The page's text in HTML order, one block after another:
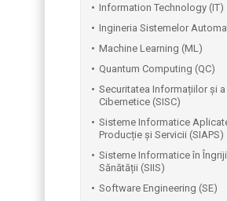
Information Technology (IT)
Ingineria Sistemelor
Machine Learning (ML)
Quantum Computing (QC)
Securitatea Informațiilor și
Cibernetice (SISC)
Sisteme Informatice
Producție și Servicii (SIAPS)
Sisteme Informatice în
Sănătății (SIIS)
Software Engineering (SE)